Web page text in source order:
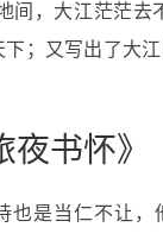
间，大江茫茫去
；又写出了大
书怀》
也是当仁不让，